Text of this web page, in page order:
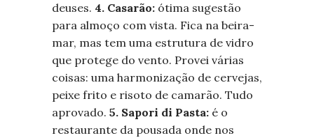
deuses. 4. Casarão: ótima sugestão
para almoço com vista. Fica na beira-
mar, mas tem uma estrutura de vidro
que protege do vento. Provei várias
coisas: uma harmonização de cervejas,
peixe frito e risoto de camarão. Tudo
aprovado. 5. Sapori di Pasta: é o
restaurante da pousada onde nos